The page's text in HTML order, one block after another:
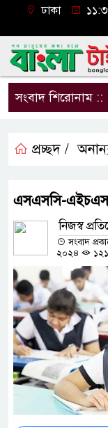
ঢাকা
সংবাদ শিরোনাম ::
একই
প্রচ্ছদ /
এসএসসি-
নিজস্ব
সংবাদ
২০২৪